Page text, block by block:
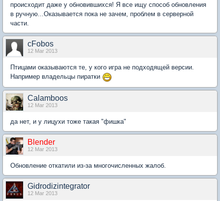
происходит даже у обновившихся! Я все ищу способ обновления
в ручную...Оказывается пока не зачем, проблем в серверной
части.
cFobos
12 Mar 2013
Птицами оказываются те, у кого игра не подходящей версии.
Например владельцы пиратки
Calamboos
12 Mar 2013
да нет, и у лицухи тоже такая "фишка"
Blender
12 Mar 2013
Обновление откатили из-за многочисленных жалоб.
Gidrodizintegrator
12 Mar 2013